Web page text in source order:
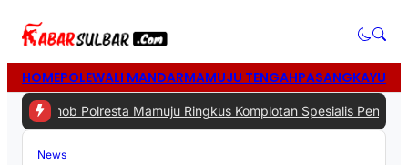
HOMEPOLEWALI MANDARMAMUJU TENGAHPASANGKAYU
Resmob Polresta Mamuju Ringkus Komplotan Spesialis Pencurian di
News